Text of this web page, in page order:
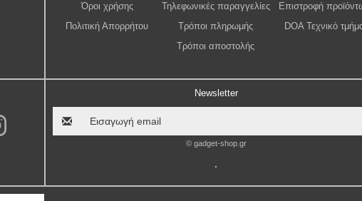
Όροι χρήσης
Πολιτική Απορρήτου
Τηλεφωνικές παραγγελίες
Τρόποι πληρωμής
Τρόποι αποστολής
Επιστροφή
DOA Τεχνικό
Newsletter
© gadget-shop.gr
.